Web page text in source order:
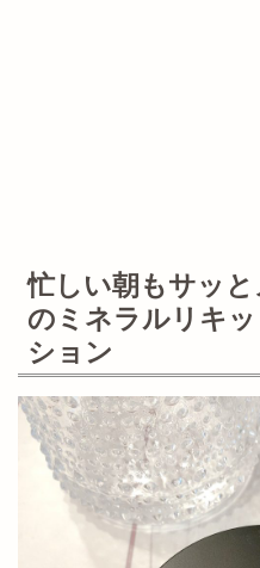
忙しい朝もサッ
のミネラルリキ
ション